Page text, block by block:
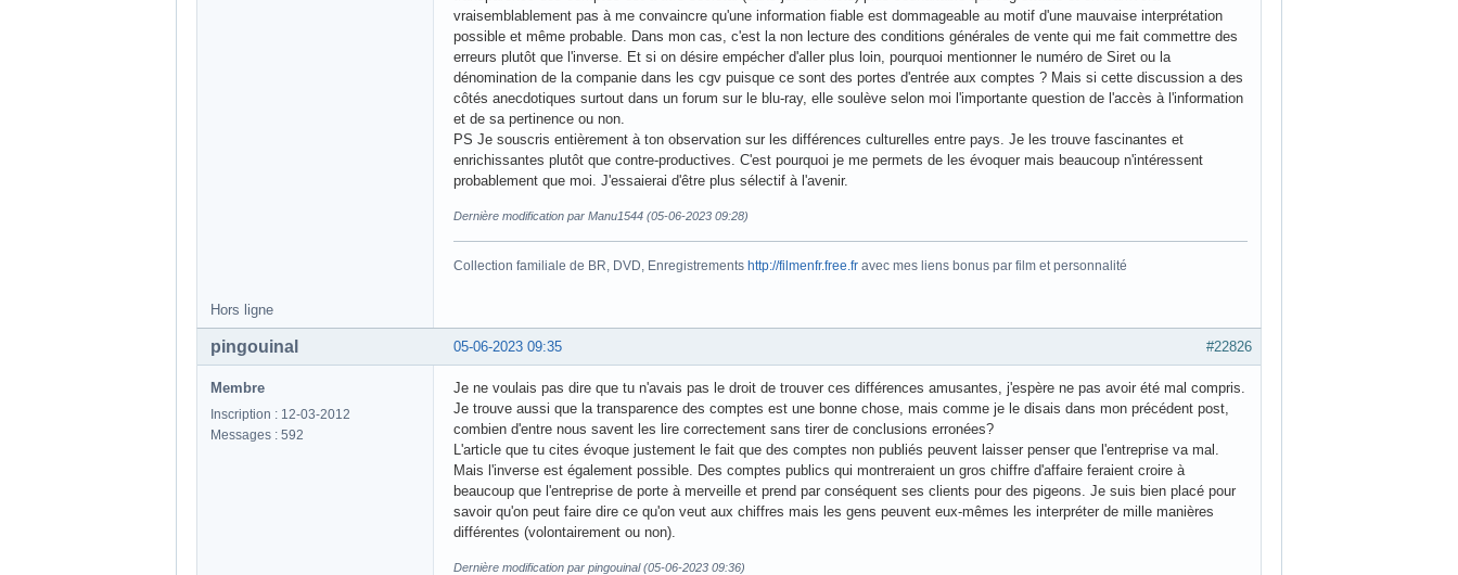
vraisemblablement pas à me convaincre qu'une information fiable est dommageable au motif d'une mauvaise interprétation
possible et même probable. Dans mon cas, c'est la non lecture des conditions générales de vente qui me fait commettre des
erreurs plutôt que l'inverse. Et si on désire empécher d'aller plus loin, pourquoi mentionner le numéro de Siret ou la
dénomination de la companie dans les cgv puisque ce sont des portes d'entrée aux comptes ? Mais si cette discussion a des
côtés anecdotiques surtout dans un forum sur le blu-ray, elle soulève selon moi l'importante question de l'accès à l'information
et de sa pertinence ou non.
PS Je souscris entièrement à ton observation sur les différences culturelles entre pays. Je les trouve fascinantes et
enrichissantes plutôt que contre-productives. C'est pourquoi je me permets de les évoquer mais beaucoup n'intéressent
probablement que moi. J'essaierai d'être plus sélectif à l'avenir.
Dernière modification par Manu1544 (05-06-2023 09:28)
Collection familiale de BR, DVD, Enregistrements http://filmenfr.free.fr avec mes liens bonus par film et personnalité
Hors ligne
#22826
05-06-2023 09:35
pingouinal
Membre
Inscription : 12-03-2012
Messages : 592
Je ne voulais pas dire que tu n'avais pas le droit de trouver ces différences amusantes, j'espère ne pas avoir été mal compris.
Je trouve aussi que la transparence des comptes est une bonne chose, mais comme je le disais dans mon précédent post,
combien d'entre nous savent les lire correctement sans tirer de conclusions erronées?
L'article que tu cites évoque justement le fait que des comptes non publiés peuvent laisser penser que l'entreprise va mal.
Mais l'inverse est également possible. Des comptes publics qui montreraient un gros chiffre d'affaire feraient croire à
beaucoup que l'entreprise de porte à merveille et prend par conséquent ses clients pour des pigeons. Je suis bien placé pour
savoir qu'on peut faire dire ce qu'on veut aux chiffres mais les gens peuvent eux-mêmes les interpréter de mille manières
différentes (volontairement ou non).
Dernière modification par pingouinal (05-06-2023 09:36)